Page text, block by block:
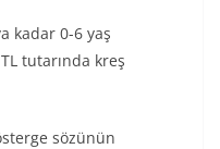
kadar 0-6 yaş
tutarında kreş
sözünün